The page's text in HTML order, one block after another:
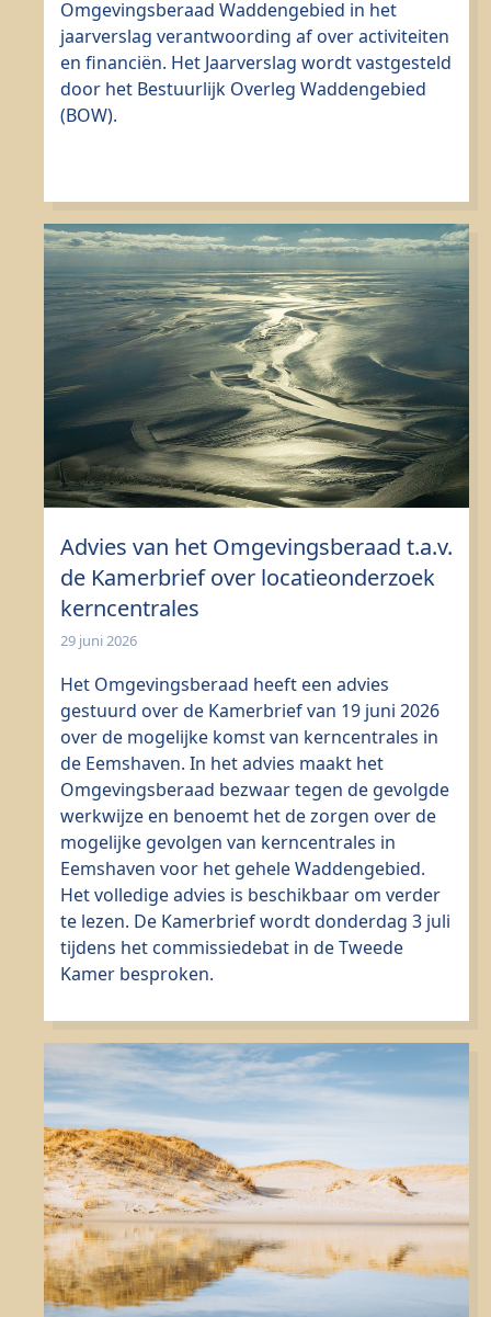
Omgevingsberaad Waddengebied in het
jaarverslag verantwoording af over activiteiten
en financiën. Het Jaarverslag wordt vastgesteld
door het Bestuurlijk Overleg Waddengebied
(BOW).
Advies van het Omgevingsberaad t.a.v.
de Kamerbrief over locatieonderzoek
kerncentrales
29 juni 2026
Het Omgevingsberaad heeft een advies
gestuurd over de Kamerbrief van 19 juni 2026
over de mogelijke komst van kerncentrales in
de Eemshaven. In het advies maakt het
Omgevingsberaad bezwaar tegen de gevolgde
werkwijze en benoemt het de zorgen over de
mogelijke gevolgen van kerncentrales in
Eemshaven voor het gehele Waddengebied.
Het volledige advies is beschikbaar om verder
te lezen. De Kamerbrief wordt donderdag 3 juli
tijdens het commissiedebat in de Tweede
Kamer besproken.